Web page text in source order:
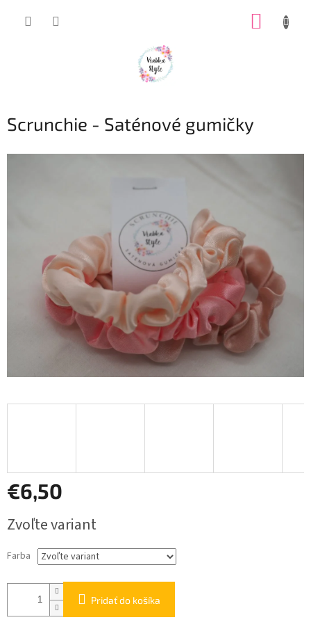
Scrunchie - Saténové gumičky
€6,50
cena:
Zvoľte variant
Farba
Pridať do košíka